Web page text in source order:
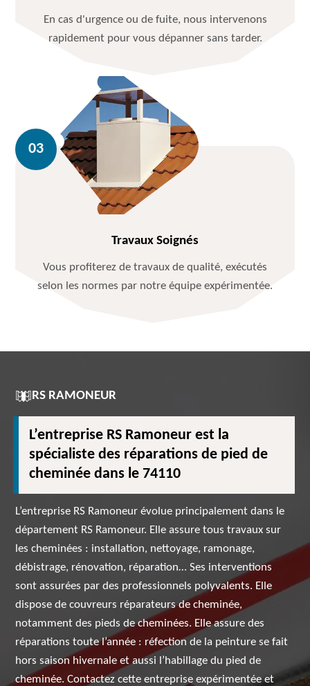
En cas d'urgence ou de fuite, nous intervenons
rapidement pour vous dépanner sans tarder.
Travaux Soignés
Vous profiterez de travaux de qualité, exécutés
selon les normes par notre équipe expérimentée.
RS RAMONEUR
L’entreprise RS Ramoneur est la
spécialiste des réparations de pied de
cheminée dans le 74110
L’entreprise RS Ramoneur évolue principalement dans le
département RS Ramoneur. Elle assure tous travaux sur
les cheminées : installation, nettoyage, ramonage,
débistrage, rénovation, réparation… Ses interventions
sont assurées par des professionnels polyvalents. Elle
dispose de couvreurs réparateurs de cheminée,
notamment des pieds de cheminées. Elle assure des
réparations toute l’année : réfection de la peinture se fait
hors saison hivernale et aussi l’habillage du pied de
cheminée. Contactez cette entreprise expérimentée et